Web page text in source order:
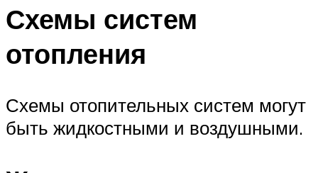
Схемы систем
отопления
Схемы отопительных систем могут
быть жидкостными и воздушными.